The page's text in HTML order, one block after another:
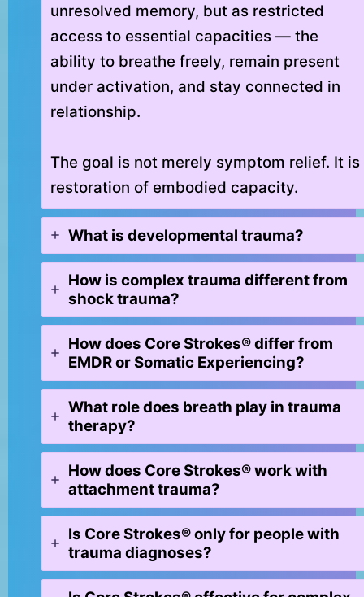
unresolved memory, but as restricted
access to essential capacities — the
ability to breathe freely, remain present
under activation, and stay connected in
relationship.
The goal is not merely symptom relief. It is
restoration of embodied capacity.
What is developmental trauma?
How is complex trauma different from
shock trauma?
How does Core Strokes® differ from
EMDR or Somatic Experiencing?
What role does breath play in trauma
therapy?
How does Core Strokes® work with
attachment trauma?
Is Core Strokes® only for people with
trauma diagnoses?